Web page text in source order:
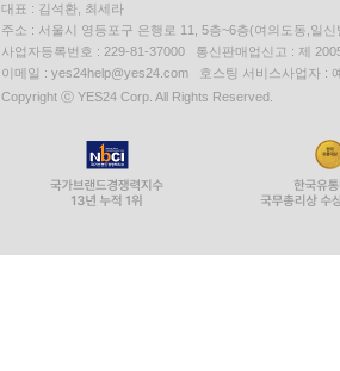
대표 : 김석환, 최세라
주소 : 서울시 영등포구 은행로 11, 5층~6층(여의도동,일신
사업자등록번호 : 229-81-37000 통신판매업신고 : 제
이메일 : yes24help@yes24.com 호스팅 서비스사업자 :
Copyright ⓒ YES24 Corp. All Rights Reserved.